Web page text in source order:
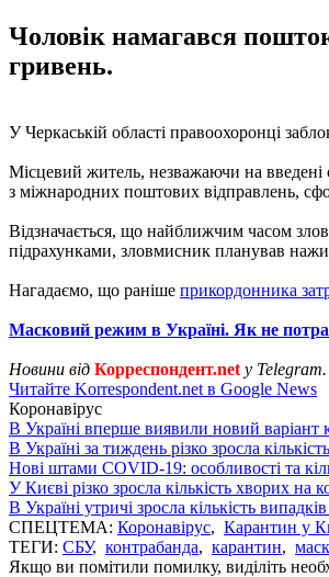
Чоловік намагався
гривень.
У Черкаській області правоохоронці
Місцевий житель, незважаючи на введені
з міжнародних поштових відправлень,
Відзначається, що найближчим часом
підрахунками, зловмисник планував
Нагадаємо, що раніше прикордонника
Масковий режим в Україні. Як не
Новини від Корреспондент.net у
Читайте Korrespondent.net в Google News
Коронавірус
В Україні вперше виявили новий варіант
В Україні за тиждень різко зросла
Нові штами COVID-19: особливості та
У Києві різко зросла кількість хворих на
В Україні утричі зросла кількість
СПЕЦТЕМА: Коронавірус, Карантин у
ТЕГИ: СБУ, контрабанда, карантин,
Якщо ви помітили помилку, виділіть